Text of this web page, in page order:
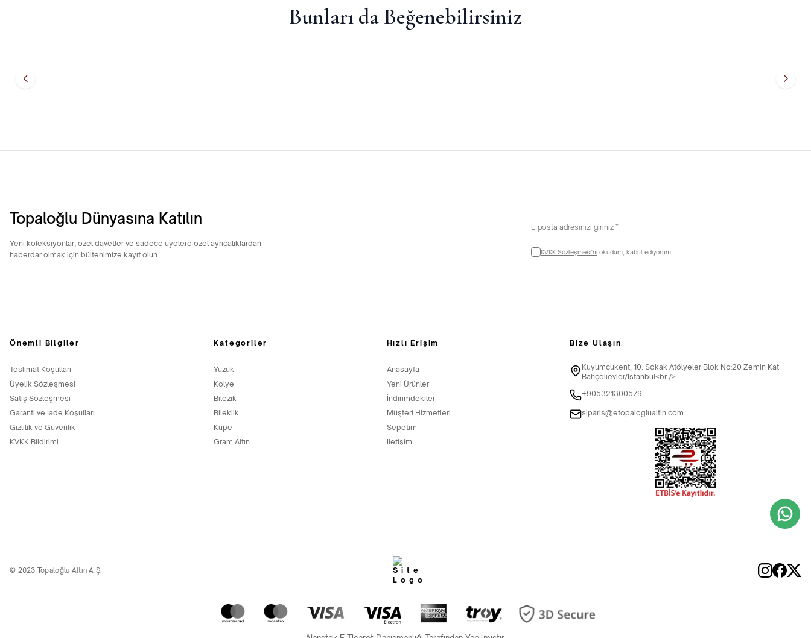
Bunları da Beğenebilirsiniz
16.973,97
Topaloğlu Dünyasına Katılın
Yeni koleksiyonlar, özel davetler ve sadece üyelere özel ayrıcalıklardan
haberdar olmak için bültenimize kayıt olun.
KVKK Sözleşmesi'ni okudum, kabul ediyorum.
Önemli Bilgiler
Teslimat Koşulları
Üyelik Sözleşmesi
Satış Sözleşmesi
Garanti ve İade Koşulları
Gizlilik ve Güvenlik
KVKK Bildirimi
Kategoriler
Yüzük
Kolye
Bilezik
Bileklik
Küpe
Gram Altın
Hızlı Erişim
Anasayfa
Yeni Ürünler
İndirimdekiler
Müşteri Hizmetleri
Sepetim
İletişim
Bize Ulaşın
Kuyumcukent, 10. Sokak Atölyeler Blok No:20 Zemin Kat
Bahçelievler/İstanbul<br />
+905321300579
siparis@etopaloglualtin.com
© 2023 Topaloğlu Altın A.Ş.